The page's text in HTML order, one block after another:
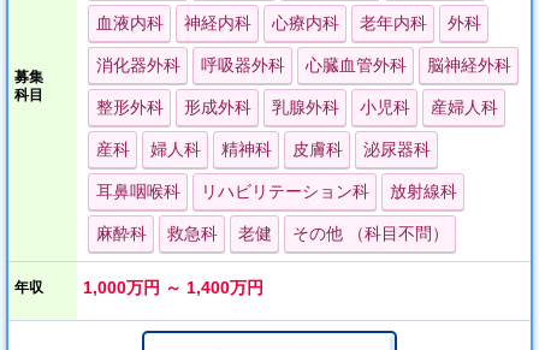
緑いっぱいの恵まれた空間に、広々としたすがすがしい療養環境
を整え、日常生活のための機能改善、維持のために医療、リハビ
リ、看護、介護のチームワークで入所ケア、通所リハビリ等のサ
ービス提供に努めております。
募集
科目
血液内科 神経内科 心療内科 老年内科 外科
消化器外科 呼吸器外科 心臓血管外科 脳神経外科
整形外科 形成外科 乳腺外科 小児科 産婦人科
産科 婦人科 精神科 皮膚科 泌尿器科
耳鼻咽喉科 リハビリテーション科 放射線科
麻酔科 救急科 老健 その他 （科目不問）
年収 1,000万円 ～ 1,400万円